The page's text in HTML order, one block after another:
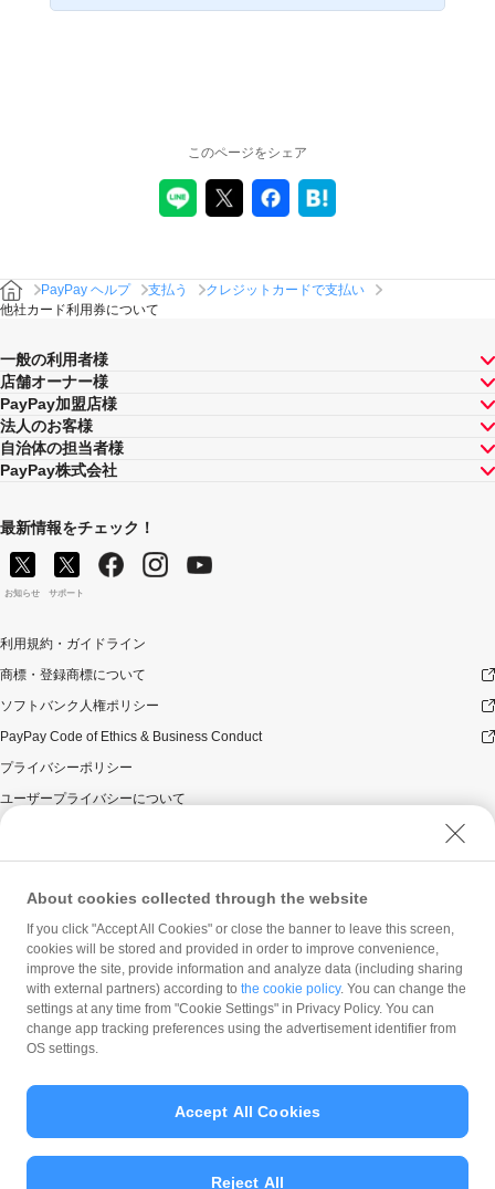
このページをシェア
PayPay ヘルプ 支払う
クレジットカードで支払い
他社カード利用券について
一般の利用者様
店舗オーナー様
PayPay加盟店様
法人のお客様
自治体の担当者様
PayPay株式会社
最新情報をチェック！
お知らせ サポート
利用規約・ガイドライン
商標・登録商標について
ソフトバンク人権ポリシー
PayPay Code of Ethics & Business Conduct
プライバシーポリシー
ユーザープライバシーについて
ウェブサイト利用規約
反社会的勢力に対する方針
勧誘方針
マネロン等基本方針
カスタマーハラスメントに関する当社の考え方
© PayPay Corporation
About cookies collected through the website
If you click "Accept All Cookies" or close the banner to leave this screen,
cookies will be stored and provided in order to improve convenience,
improve the site, provide information and analyze data (including sharing
with external partners) according to the cookie policy. You can change the
settings at any time from "Cookie Settings" in Privacy Policy. You can
change app tracking preferences using the advertisement identifier from
OS settings.
Reject All
Accept All Cookies